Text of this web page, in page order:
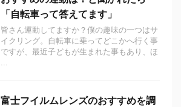
「自転車って答えてます」
皆さん運動してますか？僕の趣味の一つはサ
イクリング。自転車に乗ってどこかへ行く事
ですが、最近子どもが生まれた事もあり、ほ
富士フイルムレンズのおすすめを調